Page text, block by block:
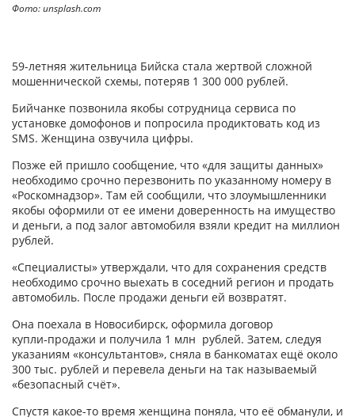
Фото: unsplash.com
59-летняя жительница Бийска стала жертвой сложной
мошеннической схемы, потеряв 1 300 000 рублей.
Бийчанке позвонила якобы сотрудница сервиса по
установке домофонов и попросила продиктовать код из
SMS. Женщина озвучила цифры.
Позже ей пришло сообщение, что «для защиты данных»
необходимо срочно перезвонить по указанному номеру в
«Роскомнадзор». Там ей сообщили, что злоумышленники
якобы оформили от ее имени доверенность на имущество
и деньги, а под залог автомобиля взяли кредит на миллион
рублей.
«Специалисты» утверждали, что для сохранения средств
необходимо срочно выехать в соседний регион и продать
автомобиль. После продажи деньги ей возвратят.
Она поехала в Новосибирск, оформила договор
купли‑продажи и получила 1 млн рублей. Затем, следуя
указаниям «консультантов», сняла в банкоматах ещё около
300 тыс. рублей и перевела деньги на так называемый
«безопасный счёт».
Спустя какое-то время женщина поняла, что её обманули, и